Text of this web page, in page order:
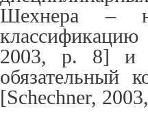
Шехнера –
2003, p. 8] и
обязательный
[Schechner,